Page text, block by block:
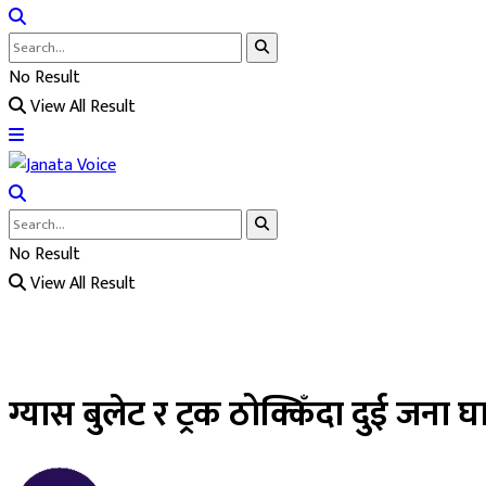
No Result
View All Result
No Result
View All Result
ग्यास बुलेट र ट्रक ठोक्किँदा दुई जना